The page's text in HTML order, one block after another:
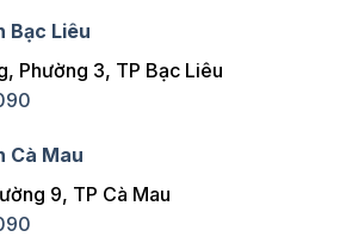
Bạc Liêu
Phường 3, TP Bạc Liêu
Cà Mau
9, TP Cà Mau